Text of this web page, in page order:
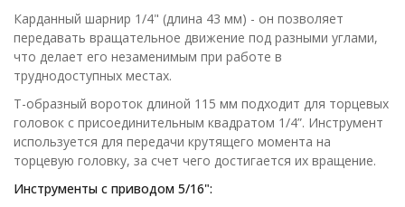
Карданный шарнир 1/4" (длина 43 мм) - он позволяет
передавать вращательное движение под разными углами,
что делает его незаменимым при работе в
труднодоступных местах.
Т-образный вороток длиной 115 мм подходит для торцевых
головок с присоединительным квадратом 1/4”. Инструмент
используется для передачи крутящего момента на
торцевую головку, за счет чего достигается их вращение.
Инструменты с приводом 5/16":